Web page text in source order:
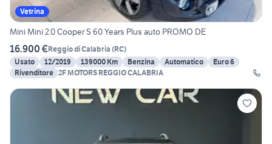
Vetrina
Mini Mini 2.0 Cooper S 60 Years Plus auto PROMO DE
16.900 €Reggio di Calabria (RC)
Usato
12/2019 139000 Km Benzina Automatico
Euro 6
Rivenditore 2F MOTORS REGGIO CALABRIA